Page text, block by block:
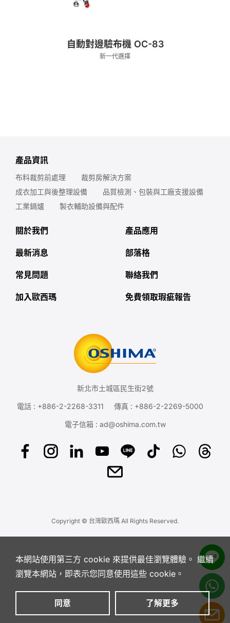
自動對邊驗布機 OC-83
新一代選擇
產品資訊
布料裁剪前處理
裁剪房解決方案
成衣加工與後整理設備
品質檢測、包裝與工廠支援設備
工業鍋爐
製衣輔助設備與配件
關於我們 產品應用
最新消息 部落格
常見問題 聯絡我們
加入歐西瑪 免費領取瑕疵報告
新北市土城區民生街2號
電話 : +886-2-2268-3311 傳真 : +886-2-2269-5000
電子信箱 : ad@oshima.com.tw
Copyright © 台灣歐西瑪 All Rights Reserved.
本網站使用第三方 cookie 來提供最佳瀏覽體驗。 繼續
瀏覽本網站，即表示您同意使用這些 cookie。
同意 了解更多